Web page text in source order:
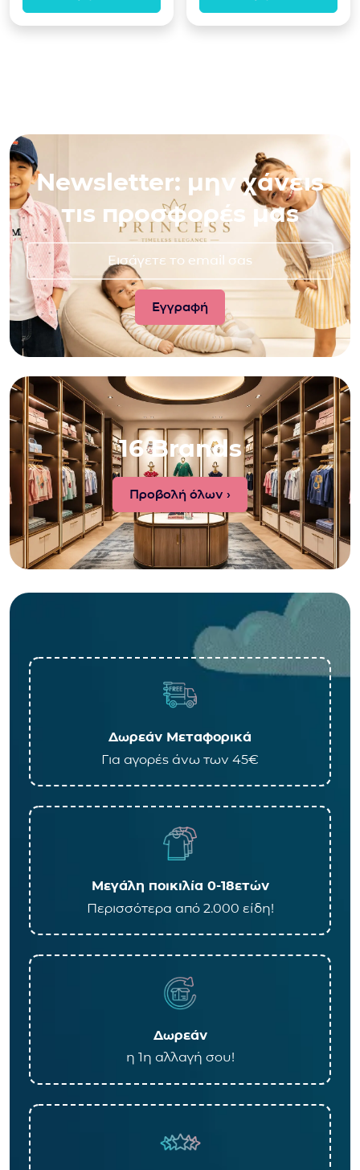
Newsletter: μην χάνεις
τις προσφορές μας
16 Brands
Προβολή όλων ›
Δωρεάν Μεταφορικά
Για αγορές άνω των 45€
Μεγάλη ποικιλία 0-18ετών
Περισσότερα από 2.000 είδη!
Δωρεάν
η 1η αλλαγή σου!